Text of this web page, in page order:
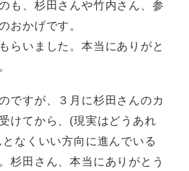
も、杉田さんや竹内さん、参
おかげです。
らいました。本当にありがと
ですが、３月に杉田さんのカ
けてから、(現実はどうあれ
なくいい方向に進んでいる
杉田さん、本当にありがとう